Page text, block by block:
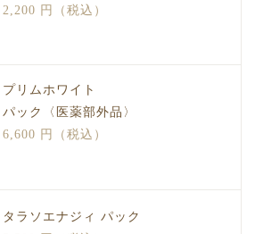
2,200 円（税込）
プリムホワイト
パック〈医薬部外品〉
6,600 円（税込）
タラソエナジィ パック